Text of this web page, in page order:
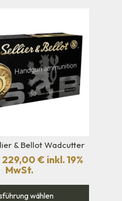
& Bellot Wadcutter
229,00 € inkl. 19%
MwSt.
wählen